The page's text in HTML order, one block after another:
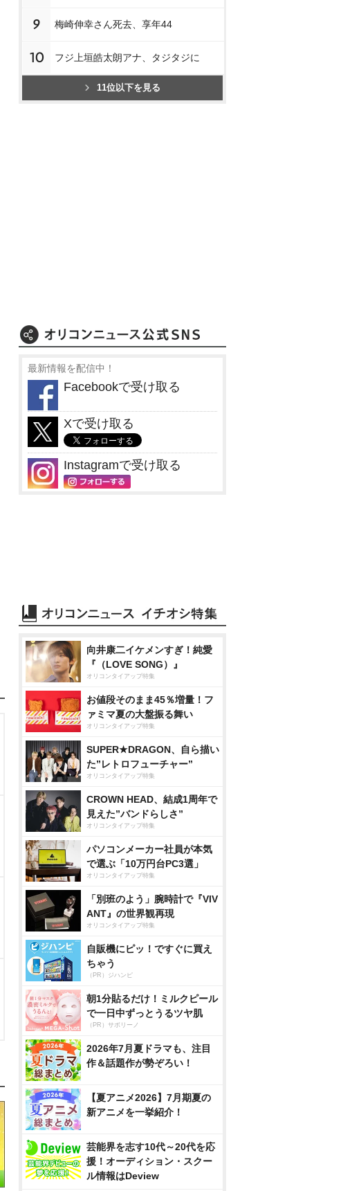
9 梅崎伸幸さん死去、享年44
10 フジ上垣皓太朗アナ、タジタジに
11位以下を見る
最新情報を配信中！
Facebookで受け取る
Xで受け取る
Instagramで受け取る
向井康二イケメンすぎ！純愛
『（LOVE SONG）』
オリコンタイアップ特集
お値段そのまま45％増量！フ
ァミマ夏の大盤振る舞い
オリコンタイアップ特集
SUPER★DRAGON、自ら描い
た”レトロフューチャー”
オリコンタイアップ特集
CROWN HEAD、結成1周年で
見えた”バンドらしさ”
オリコンタイアップ特集
パソコンメーカー社員が本気
で選ぶ「10万円台PC3選」
オリコンタイアップ特集
「別班のよう」腕時計で『VIV
ANT』の世界観再現
オリコンタイアップ特集
自販機にピッ！ですぐに買え
ちゃう
（PR）ジハンピ
朝1分貼るだけ！ミルクピール
で一日中ずっとうるツヤ肌
（PR）サボリーノ
2026年7月夏ドラマも、注目
作＆話題作が勢ぞろい！
【夏アニメ2026】7月期夏の
新アニメを一挙紹介！
芸能界を志す10代～20代を応
援！オーディション・スクー
ル情報はDeview